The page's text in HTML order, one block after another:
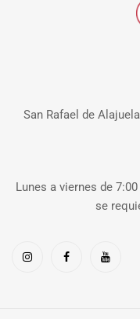
San Rafael de
Lunes a viernes de
se